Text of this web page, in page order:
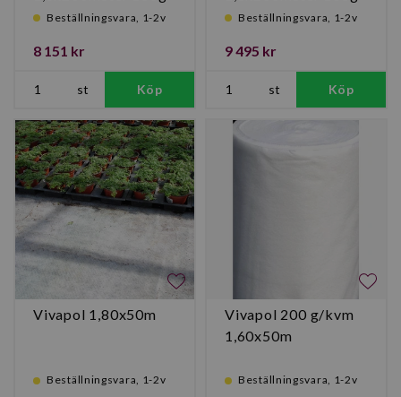
vit Beställningsvara, 1-2v
8 151 kr
st Köp
vit Beställningsvara, 1-2v
9 495 kr
st Köp
Vivapol 1,80x50m
Beställningsvara, 1-2v
Vivapol 200 g/kvm
1,60x50m
Beställningsvara, 1-2v